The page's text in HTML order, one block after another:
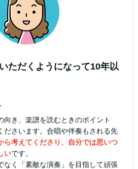
ただくようになって10年以
向き、楽譜を読むときのポイント
ださいます。合唱や伴奏もされる先
ら考えてくださり、自分では思いつ
いです。
なく「素敵な演奏」を目指して頑張